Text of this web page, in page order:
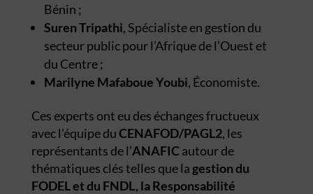
Bénin ;
Suren Tripathi, Spécialiste en gestion du
secteur public pour l’Afrique de l’Ouest et
du Centre ;
Marilyne Mafaboue Youbi, Économiste.
Ces experts ont eu des échanges fructueux
avec l’équipe duCENAFOD/PAGL2, les
représentants de l’ANAFICautour de
thématiques clés telles que la gestion du
FODEL et du FNDL, laResponsabilité